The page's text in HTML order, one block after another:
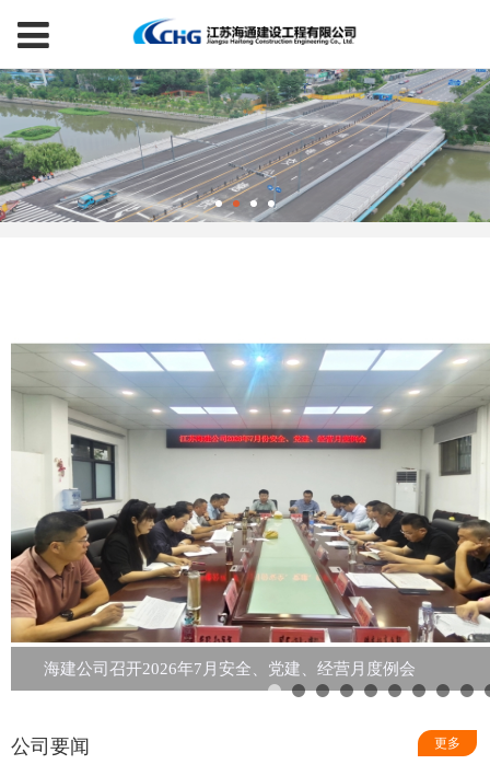
海建公司召开2026年7月安全、党建、经营月度例会
1 2 3 4 5
公司要闻 更多